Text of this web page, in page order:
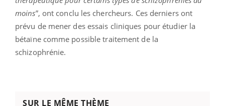
moins”, ont conclu les chercheurs. Ces derniers ont
prévu de mener des essais cliniques pour étudier la
bétaïne comme possible traitement de la
schizophrénie.
SUR LE MÊME THÈME